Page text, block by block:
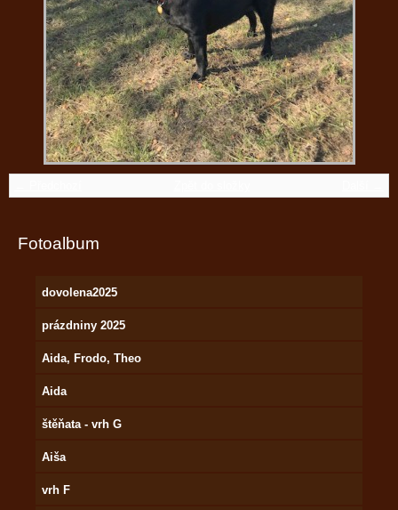
Fotoalbum
dovolena2025
prázdniny 2025
Aida, Frodo, Theo
Aida
štěňata - vrh G
Aiša
vrh F